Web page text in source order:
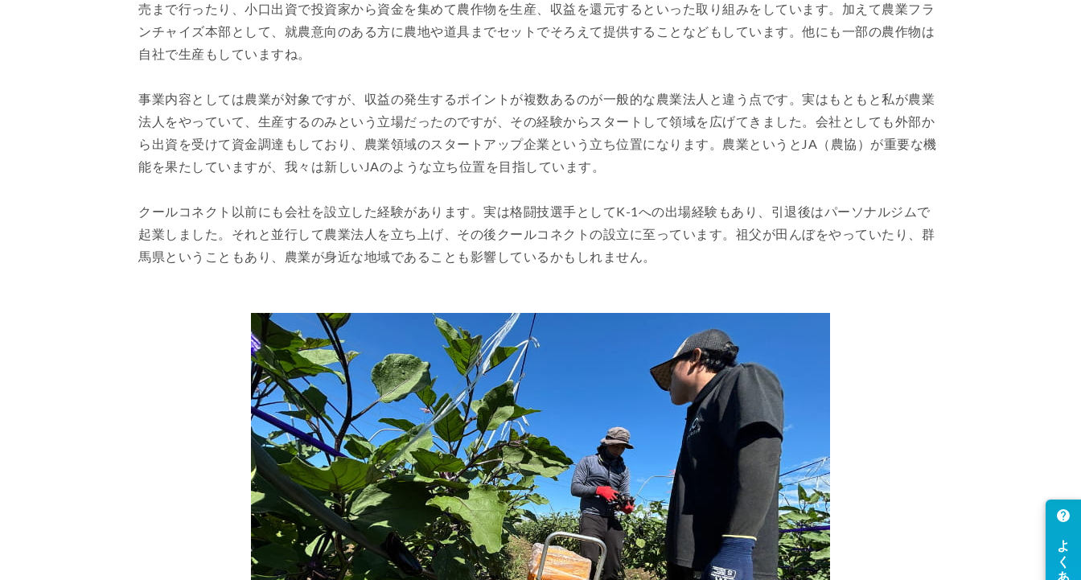
売まで行ったり、小口出資で投資家から資金を集めて農作物を生産、収益を還元するといった取り組みをしています。加えて農業フラ
ンチャイズ本部として、就農意向のある方に農地や道具までセットでそろえて提供することなどもしています。他にも一部の農作物は
自社で生産もしていますね。
事業内容としては農業が対象ですが、収益の発生するポイントが複数あるのが一般的な農業法人と違う点です。実はもともと私が農業
法人をやっていて、生産するのみという立場だったのですが、その経験からスタートして領域を広げてきました。会社としても外部か
ら出資を受けて資金調達もしており、農業領域のスタートアップ企業という立ち位置になります。農業というとJA（農協）が重要な機
能を果たしていますが、我々は新しいJAのような立ち位置を目指しています。
クールコネクト以前にも会社を設立した経験があります。実は格闘技選手としてK-1への出場経験もあり、引退後はパーソナルジムで
起業しました。それと並行して農業法人を立ち上げ、その後クールコネクトの設立に至っています。祖父が田んぼをやっていたり、群
馬県ということもあり、農業が身近な地域であることも影響しているかもしれません。